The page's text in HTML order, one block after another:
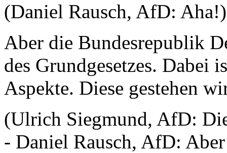
(Daniel Rausch, AfD: Aha!)
Aber die Bundesrepublik
des Grundgesetzes. Dabei
Aspekte. Diese gestehen
(Ulrich Siegmund, AfD:
- Daniel Rausch, AfD: